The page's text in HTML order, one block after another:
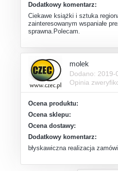
Dodatkowy komentarz:
Ciekawe książki i sztuka
zainteresowanym wspaniałe
sprawna.Polecam.
molek
Dodano: 2019-
Opinia
Ocena produktu:
Ocena sklepu:
Ocena dostawy:
Dodatkowy komentarz:
błyskawiczna realizacja